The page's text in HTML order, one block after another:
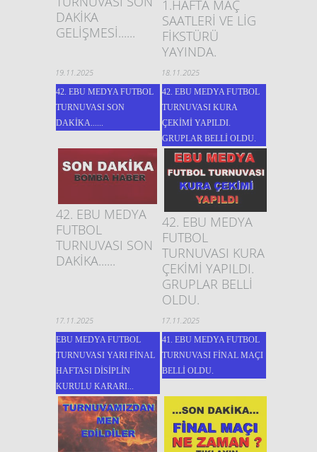
DAKİKA
GELİŞMESİ......
1.HAFTA MAÇ
SAATLERİ VE LİG
FİKSTÜRÜ
YAYINDA.
19.11.2025 18.11.2025
42. EBU MEDYA FUTBOL
TURNUVASI SON
DAKİKA......
42. EBU MEDYA FUTBOL
TURNUVASI KURA
ÇEKİMİ YAPILDI.
GRUPLAR BELLİ OLDU.
42. EBU MEDYA
FUTBOL
TURNUVASI SON
DAKİKA......
42. EBU MEDYA
FUTBOL
TURNUVASI KURA
ÇEKİMİ YAPILDI.
GRUPLAR BELLİ
OLDU.
17.11.2025 17.11.2025
EBU MEDYA FUTBOL
TURNUVASI YARI FİNAL
HAFTASI DİSİPLİN
KURULU KARARI...
41. EBU MEDYA FUTBOL
TURNUVASI FİNAL MAÇI
BELLİ OLDU.